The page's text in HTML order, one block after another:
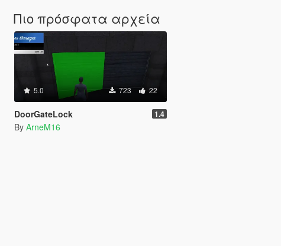
Πιο πρόσφατα αρχεία
5.0 723 22
DoorGateLock 1.4
By ArneM16